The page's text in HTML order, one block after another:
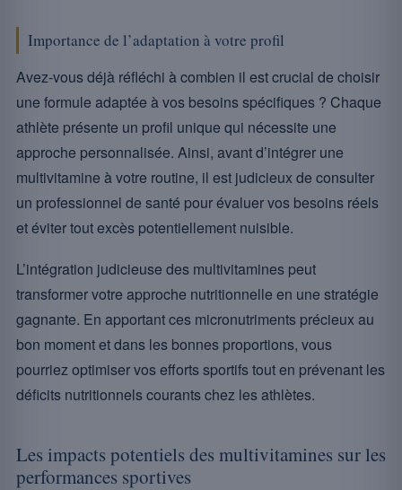
Importance de l’adaptation à votre profil
Avez-vous déjà réfléchi à combien il est crucial de choisir
une formule adaptée à vos besoins spécifiques ? Chaque
athlète présente un profil unique qui nécessite une
approche personnalisée. Ainsi, avant d’intégrer une
multivitamine à votre routine, il est judicieux de consulter
un professionnel de santé pour évaluer vos besoins réels
et éviter tout excès potentiellement nuisible.
L’intégration judicieuse des multivitamines peut
transformer votre approche nutritionnelle en une stratégie
gagnante. En apportant ces micronutriments précieux au
bon moment et dans les bonnes proportions, vous
pourriez optimiser vos efforts sportifs tout en prévenant les
déficits nutritionnels courants chez les athlètes.
Les impacts potentiels des multivitamines sur les
performances sportives